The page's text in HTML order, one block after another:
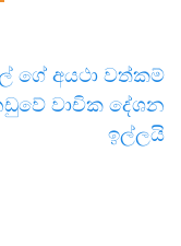
ගේ අයථා වත්කම්
වාචික දේශන
ඉල්ලයි